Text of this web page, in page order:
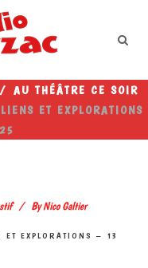
/ AU THÉÂTRE CE SOIR
ET EXPLORATIONS
By Nico Galtier
EXPLORATIONS – 13